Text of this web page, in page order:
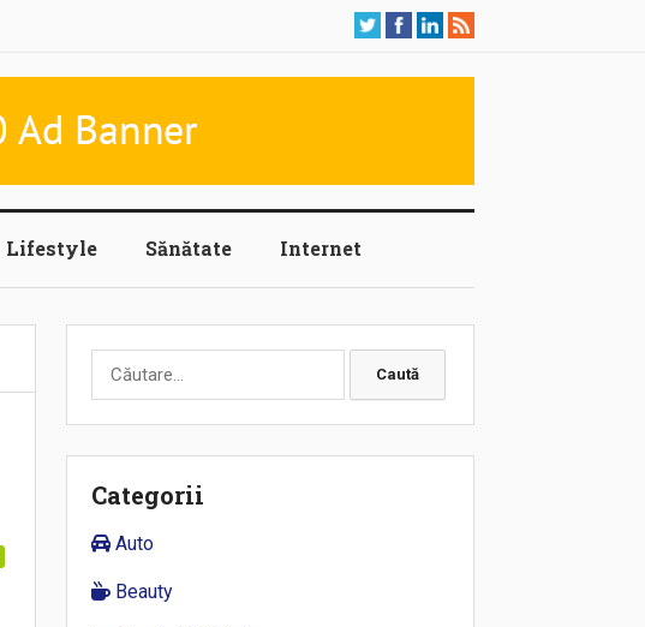
Lifestyle Sănătate Internet
Caută
după:
Categorii
Auto
Beauty